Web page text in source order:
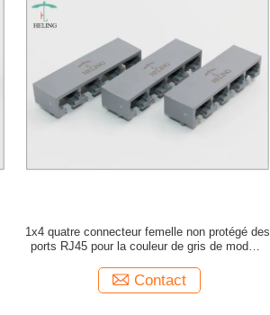
1x4 quatre connecteur femelle non protégé des
ports RJ45 pour la couleur de gris de modem
Contact